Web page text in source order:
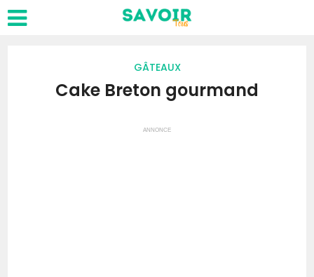
GÂTEAUX
Cake Breton gourmand
ANNONCE